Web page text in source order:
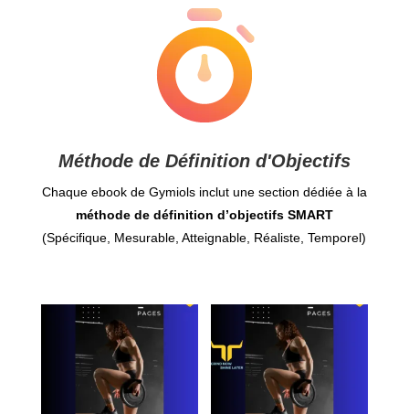
Méthode de Définition d'Objectifs
Chaque ebook de Gymiols inclut une section dédiée à la
méthode de définition d’objectifs SMART
(Spécifique, Mesurable, Atteignable, Réaliste, Temporel)